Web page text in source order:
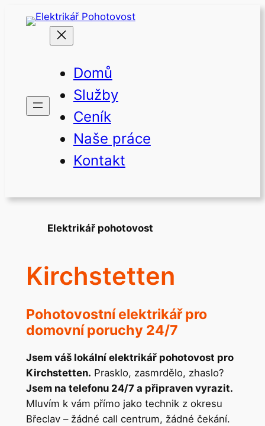
Přeskočit
Domů
Služby
Ceník
Naše práce
Kontakt
Elektrikář pohotovost
Kirchstetten
Pohotovostní elektrikář pro
domovní poruchy 24/7
Jsem váš lokální elektrikář pohotovost pro
Kirchstetten. Prasklo, zasmrdělo, zhaslo?
Jsem na telefonu 24/7 a připraven vyrazit.
Mluvím k vám přímo jako technik z okresu
Břeclav – žádné call centrum, žádné čekání.